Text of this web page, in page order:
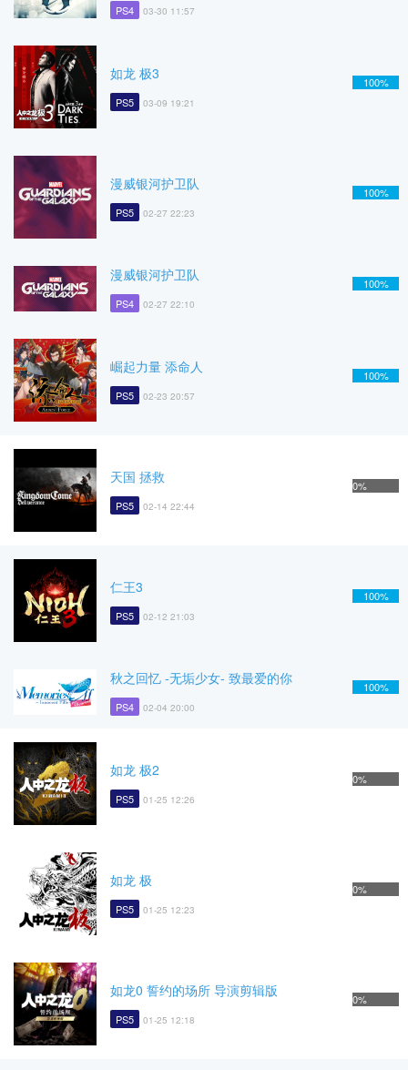
PS4 03-30 11:57
如龙 极3
PS5 03-09 19:21
100%
漫威银河护卫队
PS5 02-27 22:23
100%
漫威银河护卫队
PS4 02-27 22:10
100%
崛起力量 添命人
PS5 02-23 20:57
100%
天国 拯救
PS5 02-14 22:44
0%
仁王3
PS5 02-12 21:03
100%
秋之回忆 -无垢少女- 致最爱的你
PS4 02-04 20:00
100%
如龙 极2
PS5 01-25 12:26
0%
如龙 极
PS5 01-25 12:23
0%
如龙0 誓约的场所 导演剪辑版
PS5 01-25 12:18
0%